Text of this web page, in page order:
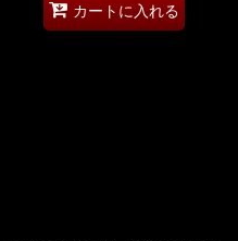
カートに入れる